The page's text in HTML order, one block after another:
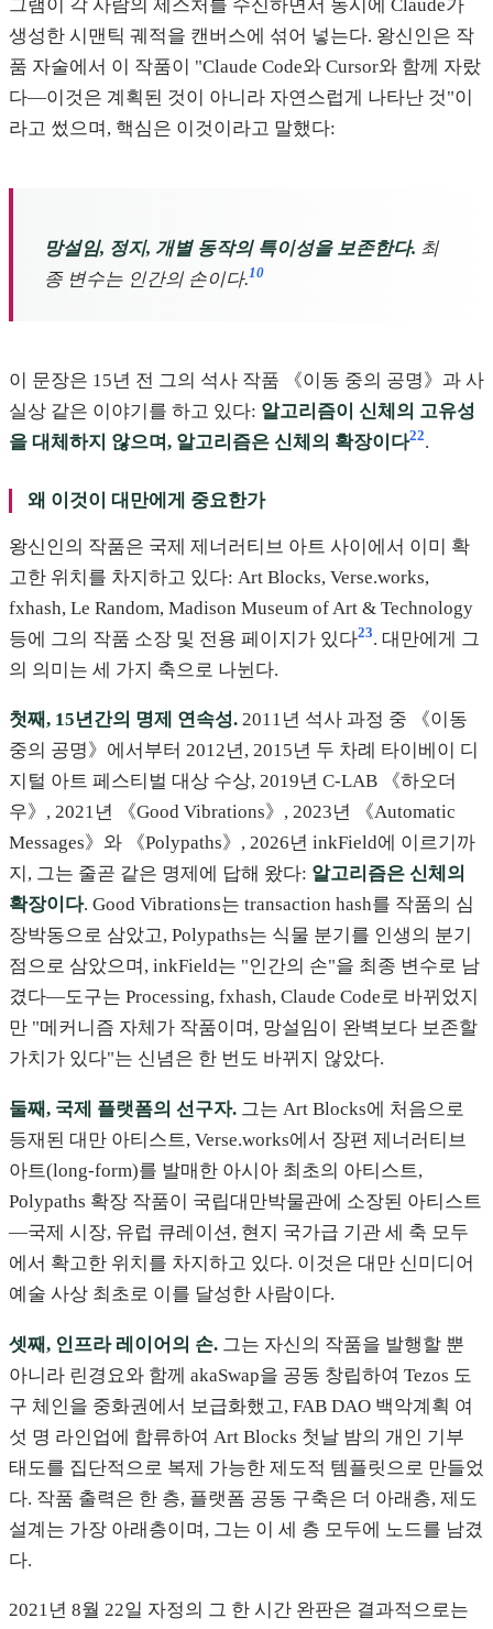
그램이 각 사람의 제스처를 수신하면서 동시에 Claude가
생성한 시맨틱 궤적을 캔버스에 섞어 넣는다. 왕신인은 작
품 자술에서 이 작품이 "Claude Code와 Cursor와 함께 자랐
다—이것은 계획된 것이 아니라 자연스럽게 나타난 것"이
라고 썼으며, 핵심은 이것이라고 말했다:
망설임, 정지, 개별 동작의 특이성을 보존한다. 최
종 변수는 인간의 손이다.10
이 문장은 15년 전 그의 석사 작품 《이동 중의 공명》과 사
실상 같은 이야기를 하고 있다: 알고리즘이 신체의 고유성
을 대체하지 않으며, 알고리즘은 신체의 확장이다22.
왜 이것이 대만에게 중요한가
왕신인의 작품은 국제 제너러티브 아트 사이에서 이미 확
고한 위치를 차지하고 있다: Art Blocks, Verse.works,
fxhash, Le Random, Madison Museum of Art & Technology
등에 그의 작품 소장 및 전용 페이지가 있다23. 대만에게 그
의 의미는 세 가지 축으로 나뉜다.
첫째, 15년간의 명제 연속성. 2011년 석사 과정 중 《이동
중의 공명》에서부터 2012년, 2015년 두 차례 타이베이 디
지털 아트 페스티벌 대상 수상, 2019년 C-LAB 《하오더
우》, 2021년 《Good Vibrations》, 2023년 《Automatic
Messages》와 《Polypaths》, 2026년 inkField에 이르기까
지, 그는 줄곧 같은 명제에 답해 왔다: 알고리즘은 신체의
확장이다. Good Vibrations는 transaction hash를 작품의 심
장박동으로 삼았고, Polypaths는 식물 분기를 인생의 분기
점으로 삼았으며, inkField는 "인간의 손"을 최종 변수로 남
겼다—도구는 Processing, fxhash, Claude Code로 바뀌었지
만 "메커니즘 자체가 작품이며, 망설임이 완벽보다 보존할
가치가 있다"는 신념은 한 번도 바뀌지 않았다.
둘째, 국제 플랫폼의 선구자. 그는 Art Blocks에 처음으로
등재된 대만 아티스트, Verse.works에서 장편 제너러티브
아트(long-form)를 발매한 아시아 최초의 아티스트,
Polypaths 확장 작품이 국립대만박물관에 소장된 아티스트
—국제 시장, 유럽 큐레이션, 현지 국가급 기관 세 축 모두
에서 확고한 위치를 차지하고 있다. 이것은 대만 신미디어
예술 사상 최초로 이를 달성한 사람이다.
셋째, 인프라 레이어의 손. 그는 자신의 작품을 발행할 뿐
아니라 린경요와 함께 akaSwap을 공동 창립하여 Tezos 도
구 체인을 중화권에서 보급화했고, FAB DAO 백악계획 여
섯 명 라인업에 합류하여 Art Blocks 첫날 밤의 개인 기부
태도를 집단적으로 복제 가능한 제도적 템플릿으로 만들었
다. 작품 출력은 한 층, 플랫폼 공동 구축은 더 아래층, 제도
설계는 가장 아래층이며, 그는 이 세 층 모두에 노드를 남겼
다.
2021년 8월 22일 자정의 그 한 시간 완판은 결과적으로는